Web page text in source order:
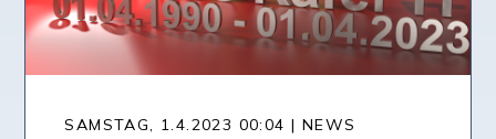
SAMSTAG, 1.4.2023 00:04 | NEWS